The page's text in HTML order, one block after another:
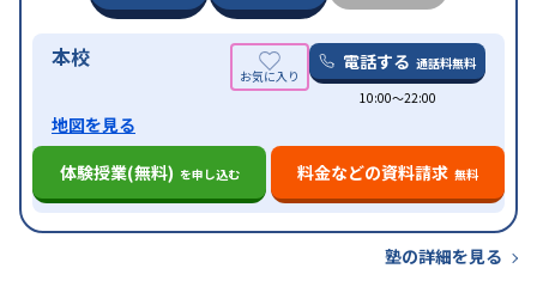
本校 電話する 通話料無料
10:00〜22:00
地図を見る
体験授業(無料) を申し込む 料金などの資料請求 無料
塾の詳細を見る